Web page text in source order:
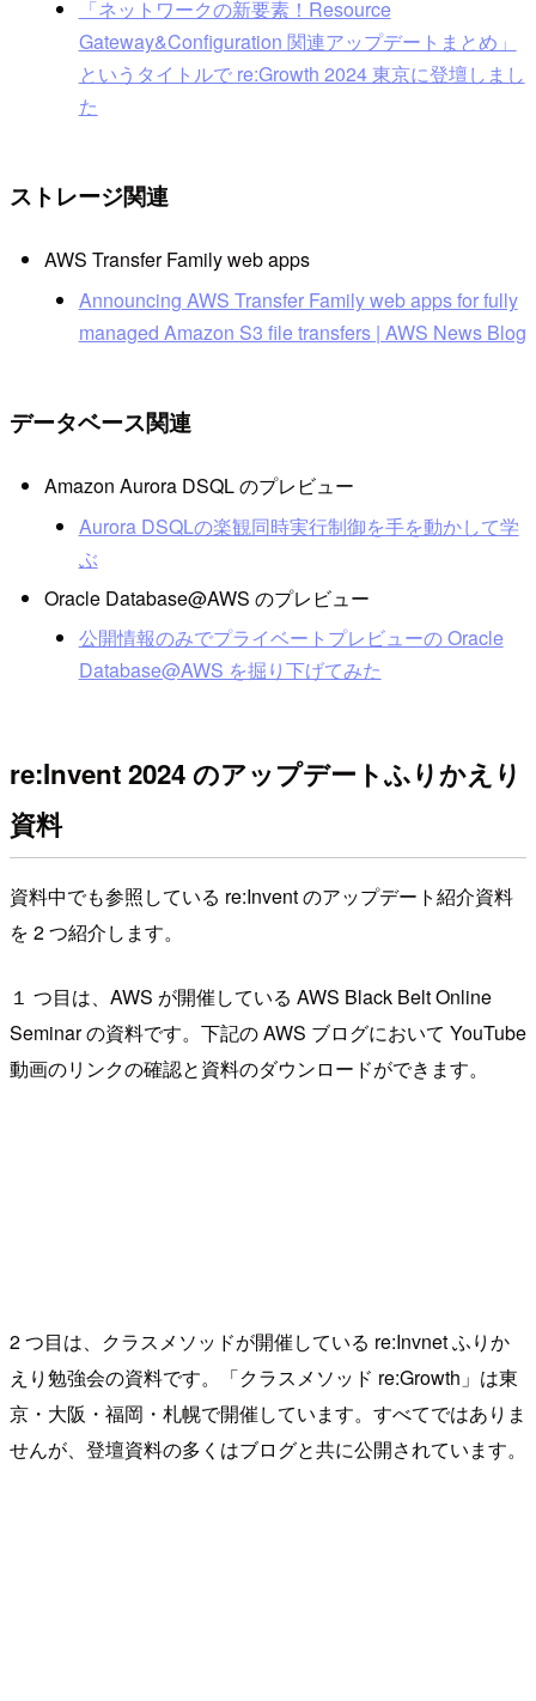
「ネットワークの新要素！Resource
Gateway&Configuration 関連アップデートまとめ」
というタイトルで re:Growth 2024 東京に登壇しまし
た
ストレージ関連
AWS Transfer Family web apps
Announcing AWS Transfer Family web apps for fully
managed Amazon S3 file transfers | AWS News Blog
データベース関連
Amazon Aurora DSQL のプレビュー
Aurora DSQLの楽観同時実行制御を手を動かして学
ぶ
Oracle Database@AWS のプレビュー
公開情報のみでプライベートプレビューの Oracle
Database@AWS を掘り下げてみた
re:Invent 2024 のアップデートふりかえり
資料
資料中でも参照している re:Invent のアップデート紹介資料
を 2 つ紹介します。
１ つ目は、AWS が開催している AWS Black Belt Online
Seminar の資料です。下記の AWS ブログにおいて YouTube
動画のリンクの確認と資料のダウンロードができます。
2 つ目は、クラスメソッドが開催している re:Invnet ふりか
えり勉強会の資料です。「クラスメソッド re:Growth」は東
京・大阪・福岡・札幌で開催しています。すべてではありま
せんが、登壇資料の多くはブログと共に公開されています。